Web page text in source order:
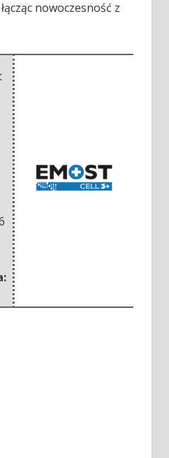
nowoczesność z